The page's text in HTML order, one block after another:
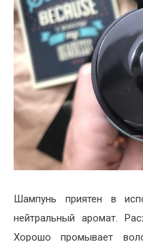
Шампунь приятен в
нейтральный аромат.
Хорошо промывает